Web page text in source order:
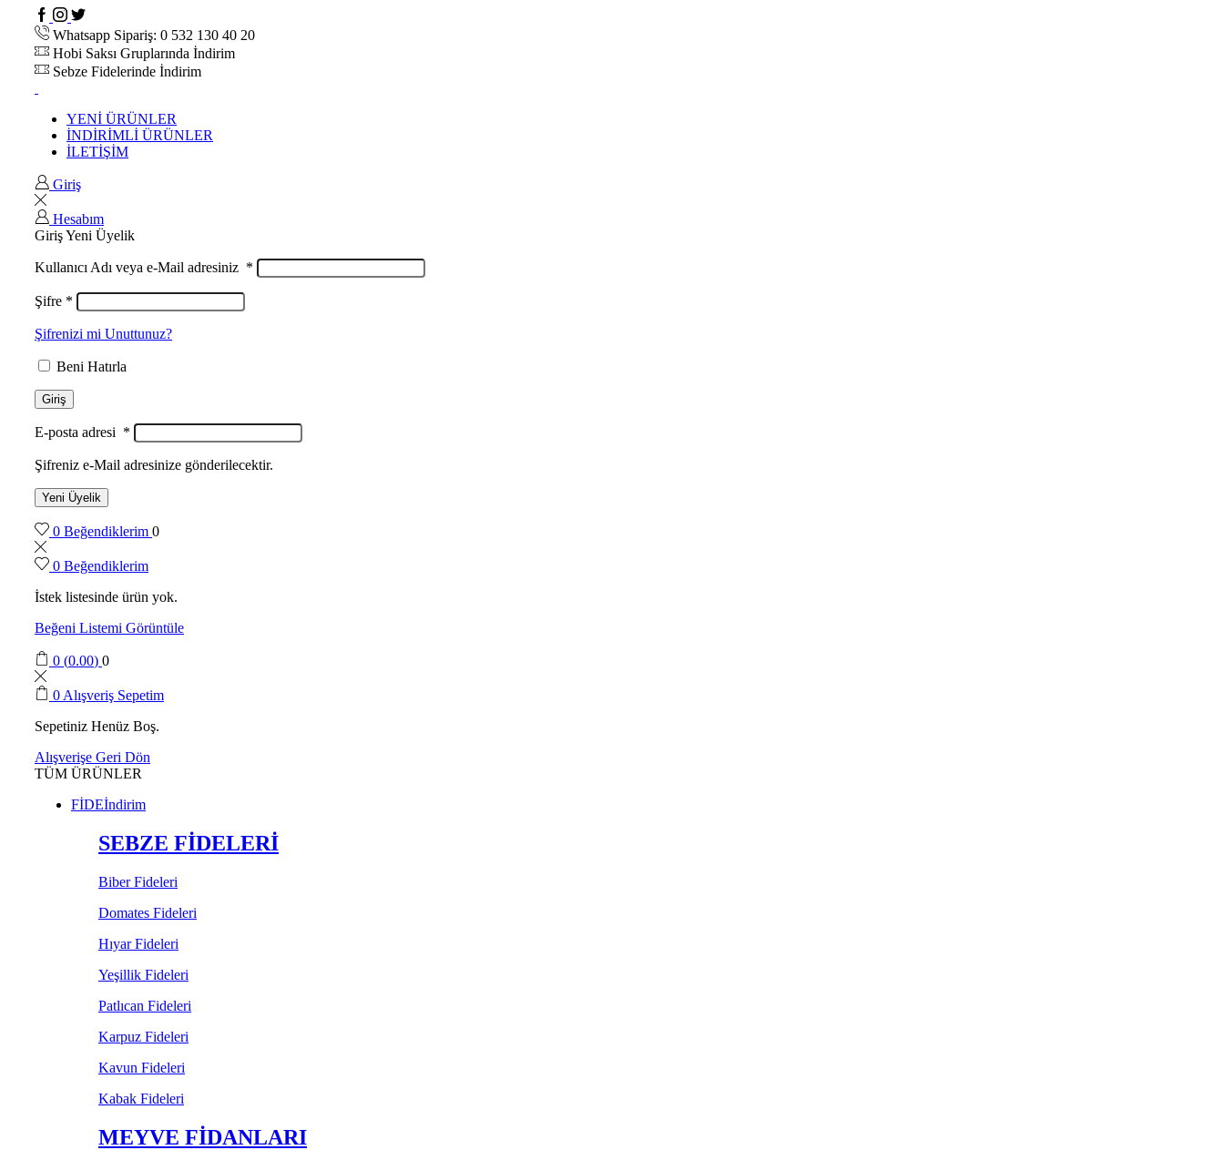
Whatsapp Sipariş: 0 532 130 40 20
Hobi Saksı Gruplarında İndirim
Sebze Fidelerinde İndirim
YENİ ÜRÜNLER
İNDİRİMLİ ÜRÜNLER
İLETİŞİM
Giriş
Hesabım
GirişYeni Üyelik
Kullanıcı Adı veya e-Mail adresiniz *
Şifre *
Şifrenizi mi Unuttunuz?
Beni Hatırla
Giriş
E-posta adresi *
Şifreniz e-Mail adresinize gönderilecektir.
Yeni Üyelik
0 Beğendiklerim 0
0 Beğendiklerim
İstek listesinde ürün yok.
Beğeni Listemi Görüntüle
0 (0.00) 0
0 Alışveriş Sepetim
Sepetiniz Henüz Boş.
Alışverişe Geri Dön
TÜM ÜRÜNLER
FİDEİndirim
SEBZE FİDELERİ
Biber Fideleri
Domates Fideleri
Hıyar Fideleri
Yeşillik Fideleri
Patlıcan Fideleri
Karpuz Fideleri
Kavun Fideleri
Kabak Fideleri
MEYVE FİDANLARI